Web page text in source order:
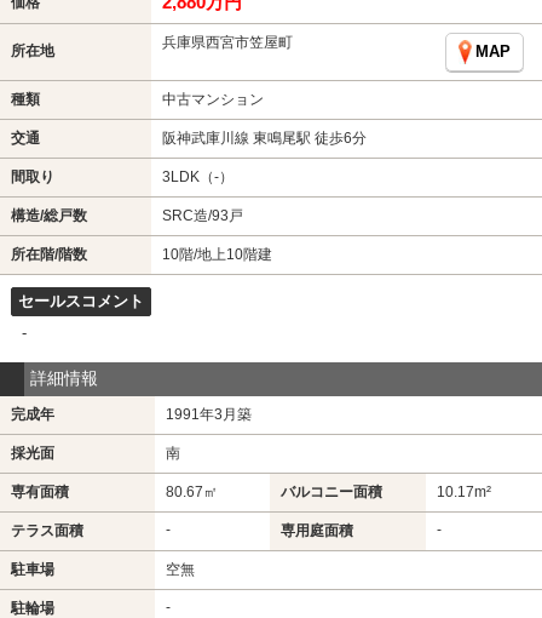
所在地 兵庫県西宮市笠屋町
MAP
種類 中古マンション
交通 阪神武庫川線 東鳴尾駅 徒歩6分
間取り 3LDK（-）
構造/総戸数 SRC造/93戸
所在階/階数 10階/地上10階建
セールスコメント
-
詳細情報
完成年 1991年3月築
採光面 南
専有面積 80.67㎡ バルコニー面積 10.17m²
テラス面積 - 専用庭面積 -
駐車場 空無
駐輪場 -